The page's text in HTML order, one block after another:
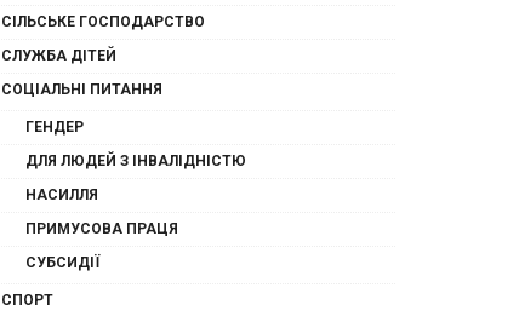
СІЛЬСЬКЕ ГОСПОДАРСТВО
СЛУЖБА ДІТЕЙ
СОЦІАЛЬНІ ПИТАННЯ
ГЕНДЕР
ДЛЯ ЛЮДЕЙ З ІНВАЛІДНІСТЮ
НАСИЛЛЯ
ПРИМУСОВА ПРАЦЯ
СУБСИДІЇ
СПОРТ